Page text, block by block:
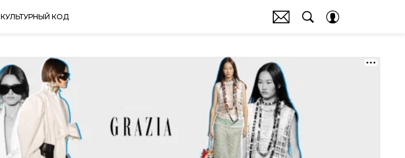
КУЛЬТУРНЫЙ КОД